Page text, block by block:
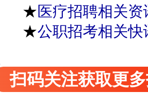
★医疗招聘相关资
★公职招考相关快
扫码关注获取更